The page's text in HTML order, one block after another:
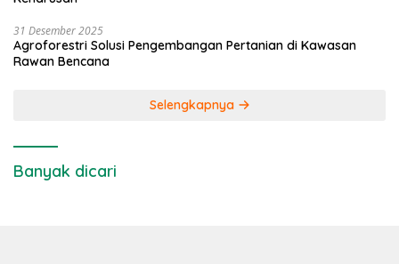
31 Desember 2025
Agroforestri Solusi Pengembangan Pertanian di Kawasan
Rawan Bencana
Selengkapnya
Banyak dicari